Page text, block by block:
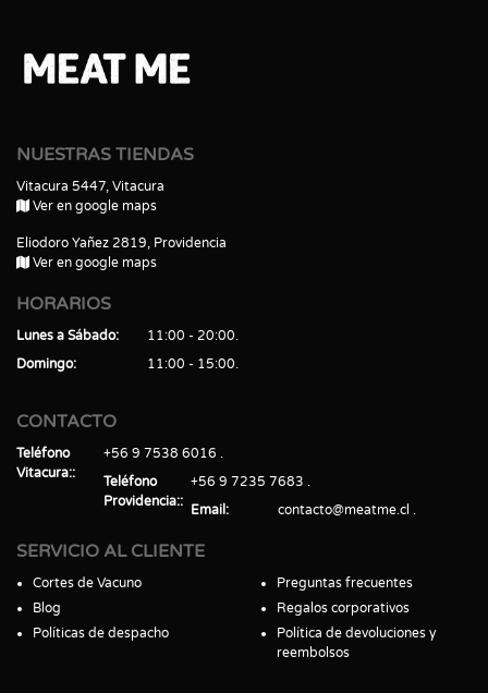
NUESTRAS TIENDAS
Vitacura 5447, Vitacura
Ver en google maps
Eliodoro Yañez 2819, Providencia
Ver en google maps
HORARIOS
Lunes a Sábado
11:00 - 20:00
Domingo
11:00 - 15:00
CONTACTO
Teléfono
Vitacura:
+56 9 7538 6016
Teléfono
Providencia:
+56 9 7235 7683
Email
contacto@meatme.cl
SERVICIO AL CLIENTE
Cortes de Vacuno
Blog
Políticas de despacho
Preguntas frecuentes
Regalos corporativos
Política de devoluciones y
reembolsos